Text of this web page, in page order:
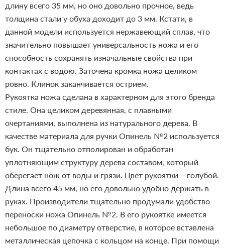
длину всего 35 мм, но оно довольно прочное, ведь
толщина стали у обуха доходит до 3 мм. Кстати, в
данной модели используется нержавеющий сплав, что
значительно повышает универсальность ножа и его
способность сохранять изначальные свойства при
контактах с водою. Заточена кромка ножа целиком
ровно. Клинок заканчивается острием.
Рукоятка ножа сделана в характерном для этого бренда
стиле. Она целиком деревянная, с плавными
очертаниями, выполнена из натурального дерева. В
качестве материала для ручки Опинель №2 используется
бук. Он тщательно отполирован и обработан
уплотняющим структуру дерева составом, который
оберегает нож от воды и грязи. Цвет рукоятки – голубой.
Длина всего 45 мм, но его довольно удобно держать в
руках. Производители тщательно продумали удобство
переноски ножа Опинель №2. В его рукоятке имеется
небольшое по диаметру отверстие, в которое вставлена
металлическая цепочка с кольцом на конце. При помощи